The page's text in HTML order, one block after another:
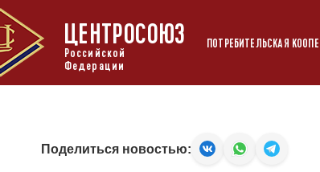
ЦЕНТРОСОЮЗ
Российской
Федерации
ПОТРЕБИТЕЛЬСКАЯ
Поделиться новостью: